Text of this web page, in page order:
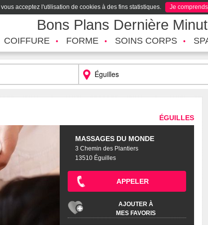
acceptez l'utilisation de cookies à des fins statistiques. Je comprends
Bons Plans Dernière
COIFFURE FORME SOINS CORPS
ÉGUILLES
MASSAGES DU MONDE
3 Chemin des Plantiers
13510 Éguilles
APPELER
AJOUTER À
MES FAVORIS